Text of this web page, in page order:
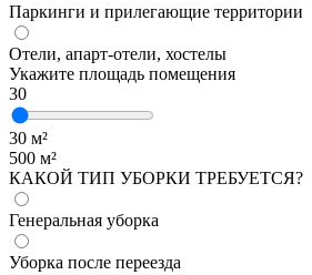
Паркинги и прилегающие территории
Отели, апарт-отели, хостелы
Укажите площадь помещения
30
30 м²
500 м²
КАКОЙ ТИП УБОРКИ ТРЕБУЕТСЯ?
Генеральная уборка
Уборка после переезда